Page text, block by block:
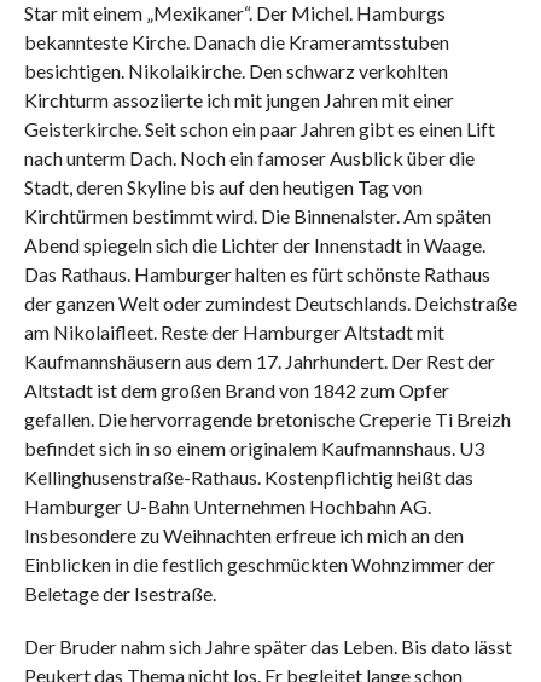
Star mit einem „Mexikaner“. Der Michel. Hamburgs
bekannteste Kirche. Danach die Krameramtsstuben
besichtigen. Nikolaikirche. Den schwarz verkohlten
Kirchturm assoziierte ich mit jungen Jahren mit einer
Geisterkirche. Seit schon ein paar Jahren gibt es einen Lift
nach unterm Dach. Noch ein famoser Ausblick über die
Stadt, deren Skyline bis auf den heutigen Tag von
Kirchtürmen bestimmt wird. Die Binnenalster. Am späten
Abend spiegeln sich die Lichter der Innenstadt in Waage.
Das Rathaus. Hamburger halten es fürt schönste Rathaus
der ganzen Welt oder zumindest Deutschlands. Deichstraße
am Nikolaifleet. Reste der Hamburger Altstadt mit
Kaufmannshäusern aus dem 17. Jahrhundert. Der Rest der
Altstadt ist dem großen Brand von 1842 zum Opfer
gefallen. Die hervorragende bretonische Creperie Ti Breizh
befindet sich in so einem originalem Kaufmannshaus. U3
Kellinghusenstraße-Rathaus. Kostenpflichtig heißt das
Hamburger U-Bahn Unternehmen Hochbahn AG.
Insbesondere zu Weihnachten erfreue ich mich an den
Einblicken in die festlich geschmückten Wohnzimmer der
Beletage der Isestraße.
Der Bruder nahm sich Jahre später das Leben. Bis dato lässt
Peukert das Thema nicht los. Er begleitet lange schon